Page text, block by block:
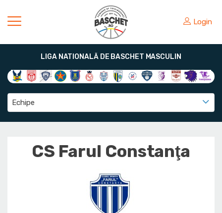
Login
LIGA NATIONALĂ DE BASCHET MASCULIN
Echipe
CS Farul Constanţa